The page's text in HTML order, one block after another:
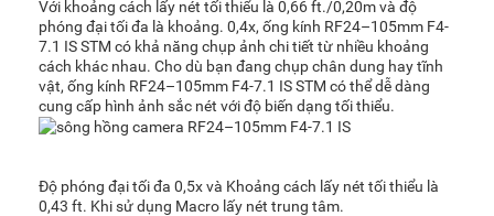
Với khoảng cách lấy nét tối thiểu là 0,66 ft./0,20m và độ
phóng đại tối đa là khoảng. 0,4x, ống kính RF24–105mm F4-
7.1 IS STM có khả năng chụp ảnh chi tiết từ nhiều khoảng
cách khác nhau. Cho dù bạn đang chụp chân dung hay tĩnh
vật, ống kính RF24–105mm F4-7.1 IS STM có thể dễ dàng
cung cấp hình ảnh sắc nét với độ biến dạng tối thiểu.
Độ phóng đại tối đa 0,5x và Khoảng cách lấy nét tối thiểu là
0,43 ft. Khi sử dụng Macro lấy nét trung tâm.